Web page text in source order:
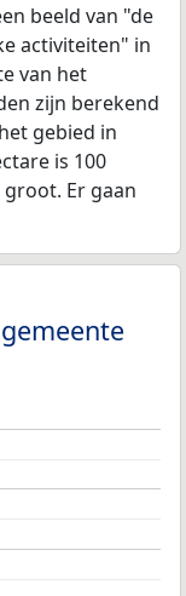
beeld van "de
activiteiten" in
van het
zijn berekend
gebied in
is 100
groot. Er gaan